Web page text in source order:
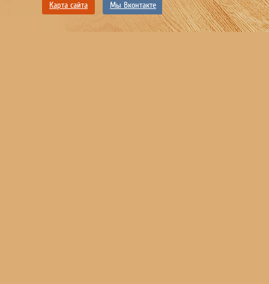
Карта сайта Мы Вконтакте